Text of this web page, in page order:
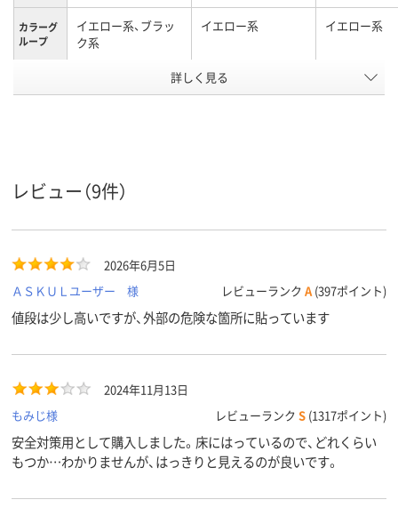
カラーグ
ループ
イエロー系、ブラッ
ク系
イエロー系 イエロー系
50mm
アスクル
詳しく見る
レビュー（9件）
2026年6月5日
ＡＳＫＵＬユーザー 様
レビューランク A (397ポイント)
値段は少し高いですが、外部の危険な箇所に貼っています
2024年11月13日
もみじ様
レビューランク S (1317ポイント)
安全対策用として購入しました。床にはっているので、どれくらい
もつか…わかりませんが、はっきりと見えるのが良いです。